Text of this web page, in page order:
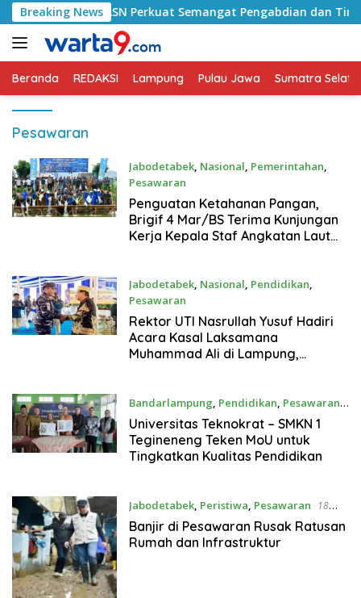
Langsung
ke
konten
Breaking News
Ajak ASN Perkuat Semangat Pengabdian dan Tingkatkan
Beranda REDAKSI Lampung Pulau Jawa Sumatra
Pesawaran
Jabodetabek, Nasional, Pemerintahan,
Pesawaran
3 Februari 2025
Penguatan Ketahanan Pangan,
Brigif 4 Mar/BS Terima Kunjungan
Kerja Kepala Staf Angkatan Laut
Jabodetabek, Nasional, Pendidikan,
Pesawaran
3 Februari 2025
Rektor UTI Nasrullah Yusuf Hadiri
Acara Kasal Laksamana
Muhammad Ali di Lampung,
Presiden
Bandarlampung, Pendidikan, Pesawaran
21 Januari 2025
Universitas Teknokrat – SMKN 1
Tegineneng Teken MoU untuk
Tingkatkan Kualitas Pendidikan
Jabodetabek, Peristiwa, Pesawaran
18
Januari 2025
Banjir di Pesawaran Rusak Ratusan
Rumah dan Infrastruktur